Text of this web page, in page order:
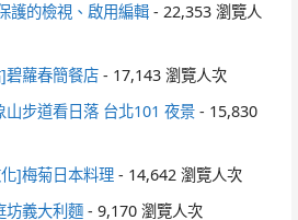
護的檢視、啟用編輯 - 22,353 瀏覽人
蘿春簡餐店 - 17,143 瀏覽人次
步道看日落 台北101 夜景 - 15,830
]梅菊日本料理 - 14,642 瀏覽人次
坊義大利麵 - 9,170 瀏覽人次